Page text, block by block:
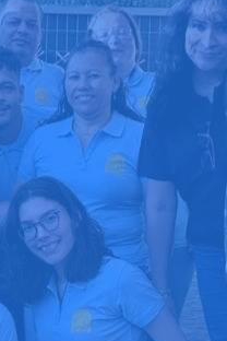
impecable
de
cada detalle
gratis
03 52 24